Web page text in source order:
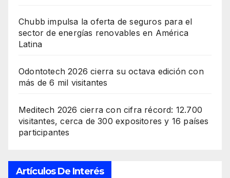
Chubb impulsa la oferta de seguros para el
sector de energías renovables en América
Latina
Odontotech 2026 cierra su octava edición con
más de 6 mil visitantes
Meditech 2026 cierra con cifra récord: 12.700
visitantes, cerca de 300 expositores y 16 países
participantes
Artículos De Interés